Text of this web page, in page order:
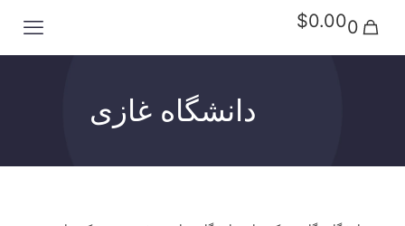
0
$0.00
دانشگاه غازی